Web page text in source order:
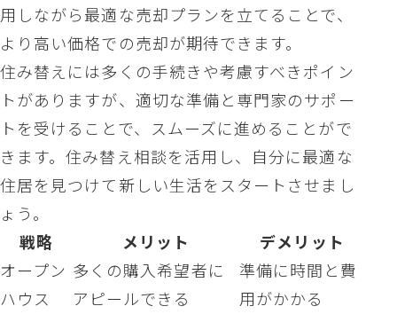
用しながら最適な売却プランを立てることで、
より高い価格での売却が期待できます。
住み替えには多くの手続きや考慮すべきポイン
トがありますが、適切な準備と専門家のサポー
トを受けることで、スムーズに進めることがで
きます。住み替え相談を活用し、自分に最適な
住居を見つけて新しい生活をスタートさせまし
ょう。
戦略
メリット
デメリット
オープン
ハウス
多くの購入希望者に
アピールできる
準備に時間と費
用がかかる